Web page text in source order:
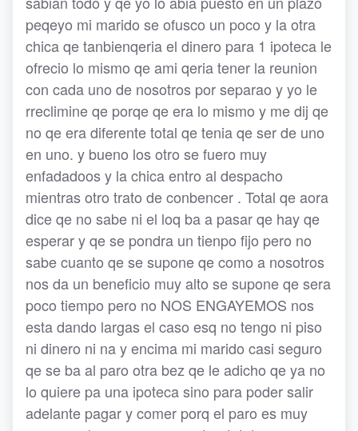
peqeyo mi marido se ofusco un poco y la otra
chica qe tanbienqeria el dinero para 1 ipoteca le
ofrecio lo mismo qe ami qeria tener la reunion
con cada uno de nosotros por separao y yo le
rreclimine qe porqe qe era lo mismo y me dij qe
no qe era diferente total qe tenia qe ser de uno
en uno. y bueno los otro se fuero muy
enfadadoos y la chica entro al despacho
mientras otro trato de conbencer . Total qe aora
dice qe no sabe ni el loq ba a pasar qe hay qe
esperar y qe se pondra un tienpo fijo pero no
sabe cuanto qe se supone qe como a nosotros
nos da un beneficio muy alto se supone qe sera
poco tiempo pero no NOS ENGAYEMOS nos
esta dando largas el caso esq no tengo ni piso
ni dinero ni na y encima mi marido casi seguro
qe se ba al paro otra bez qe le adicho qe ya no
lo quiere pa una ipoteca sino para poder salir
adelante pagar y comer porq el paro es muy